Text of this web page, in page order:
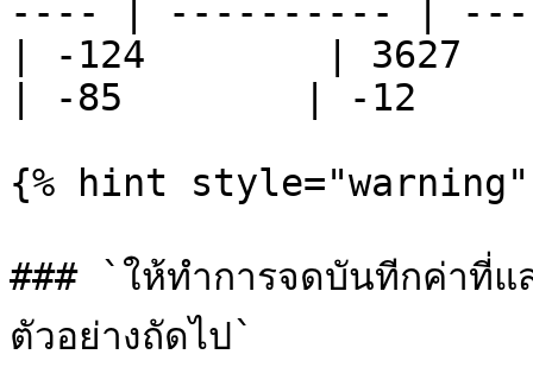
---- | ---------- |
| -124        | 3627
| -85        | -12
{% hint style="warning"
### `ให้ทำการจดบันทีกค่า
ตัวอย่างถัดไป`